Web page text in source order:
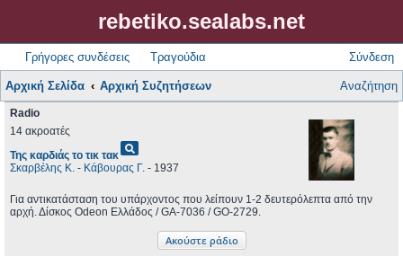
rebetiko.sealabs.net
Γρήγορες συνδέσεις Τραγούδια Σύνδεση
Αρχική Σελίδα Αρχική Συζητήσεων Αναζήτηση
Radio
14 ακροατές
Της καρδιάς το τικ τακpageview
Σκαρβέλης Κ. - Κάβουρας Γ. - 1937
Για αντικατάσταση του υπάρχοντος που λείπουν 1-2 δευτερόλεπτα από την
αρχή. Δίσκος Odeon Ελλάδος / GA-7036 / GO-2729.